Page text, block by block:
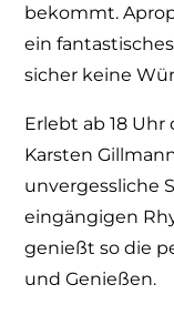
bekommt.
ein fantastisches
sicher keine
Erlebt ab 18
Karsten
unvergessliche
eingängigen
genießt so die
und Genießen.